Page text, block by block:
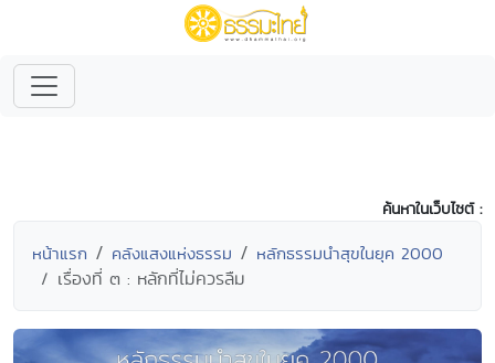
ค้นหาในเว็บไซต์ :
หน้าแรก คลังแสงแห่งธรรม หลักธรรมนำสุขในยุค 2000
เรื่องที่ ๓ : หลักที่ไม่ควรลืม